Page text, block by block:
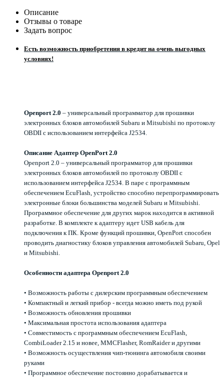
Описание
Отзывы о товаре
Задать вопрос
Есть возможность приобретения в кредит на очень выгодных
условиях!
Openport 2.0 – универсальный программатор для прошивки
электронных блоков автомобилей Subaru и Mitsubishi по протоколу
OBDII с использованием интерфейса J2534.
Описание Адаптер OpenPort 2.0
Openport 2.0 – универсальный программатор для прошивки
электронных блоков автомобилей по протоколу OBDII с
использованием интерфейса J2534. В паре с программным
обеспечением EcuFlash, устройство способно перепрограммировать
электронные блоки большинства моделей Subaru и Mitsubishi.
Программное обеспечение для других марок находится в активной
разработке. В комплекте к адаптеру идет USB кабель для
подключения к ПК. Кроме функций прошивки, OpenPort способен
проводить диагностику блоков управления автомобилей Subaru, Opel
и Mitsubishi.
Особенности адаптера Openport 2.0
• Возможность работы с дилерским программным обеспечением
• Компактный и легкий прибор - всегда можно иметь под рукой
• Возможность обновления прошивки
• Максимальная простота использования адаптера
• Совместимость с программным обеспечением EcuFlash,
CombiLoader 2.15 и новее, MMCFlasher, RomRaider и другими
• Возможность осуществления чип-тюнинга автомобиля своими
руками
• Программное обеспечение постоянно дорабатывается и